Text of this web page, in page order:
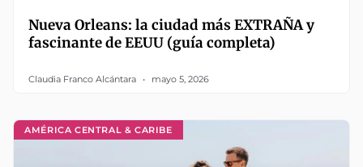
Nueva Orleans: la ciudad más EXTRAÑA y
fascinante de EEUU (guía completa)
Claudia Franco Alcántara mayo 5, 2026
AMÉRICA CENTRAL & CARIBE